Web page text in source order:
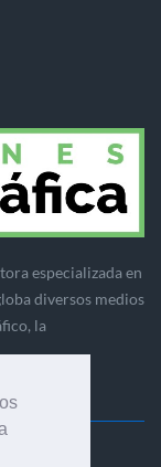
especializada en
diversos medios
la